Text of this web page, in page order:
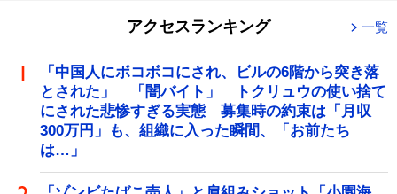
アクセスランキング 一覧
「中国人にボコボコにされ、ビルの6階から突き落
とされた」 「闇バイト」 トクリュウの使い捨て
にされた悲惨すぎる実態 募集時の約束は「月収
300万円」も、組織に入った瞬間、「お前たち
は…」